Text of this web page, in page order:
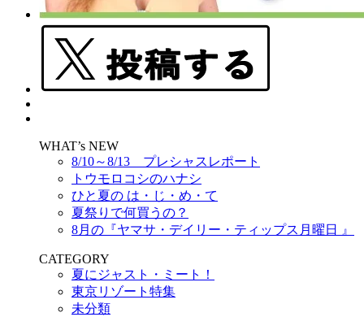
WHAT’s NEW
8/10～8/13 プレシャスレポート
トウモロコシのハナシ
ひと夏の は・じ・め・て
夏祭りで何買うの？
8月の『ヤマサ・デイリー・ティップス月曜日 』
CATEGORY
夏にジャスト・ミート！
東京リゾート特集
未分類